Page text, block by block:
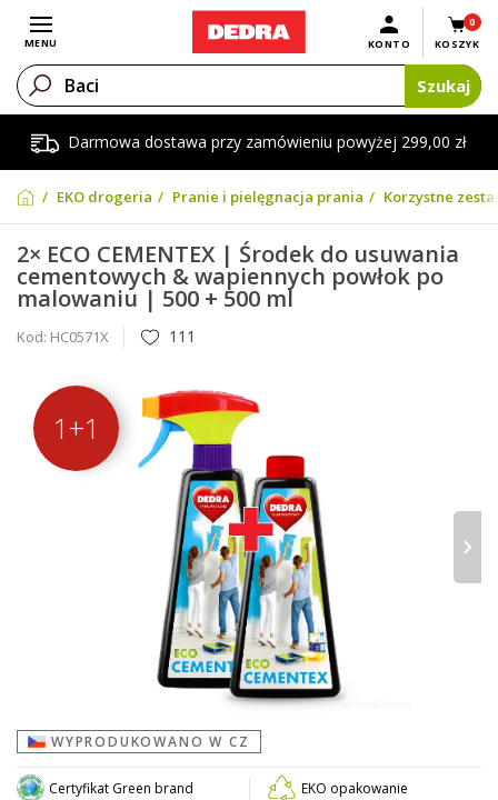
Darmowa dostawa przy zamówieniu powyżej 299,00 zł
Otwórz menu
MENU
0
KOSZYK
KONTO
Szukaj
EKO drogeria Pranie i pielęgnacja prania Korzystne
2× ECO CEMENTEX | Środek do usuwania
cementowych & wapiennych powłok po
malowaniu | 500 + 500 ml
Kod: HC0571X 111
1+1
›
WYPRODUKOWANO W CZ
Certyfikat Green brand
EKO opakowanie